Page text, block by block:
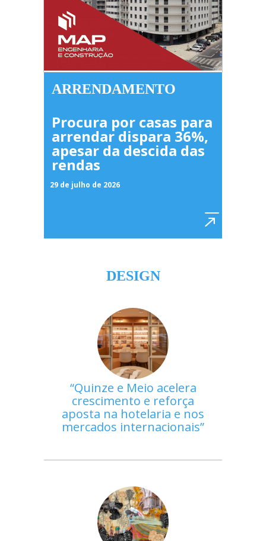
ARRENDAMENTO
Procura por casas para
arrendar dispara 36%,
apesar da descida das
rendas
29 de julho de 2026
DESIGN
Quinze e Meio acelera
crescimento e reforça
aposta na hotelaria e nos
mercados internacionais